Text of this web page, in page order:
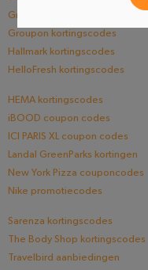
Greetz.nl kortingscodes
Groupon kortingscodes
Hallmark kortingscodes
HelloFresh kortingscodes
HEMA kortingscodes
iBOOD coupon codes
ICI PARIS XL coupon codes
Landal GreenParks kortingen
New York Pizza couponcodes
Nike promotiecodes
Sarenza kortingscodes
The Body Shop kortingscodes
Travelbird aanbiedingen